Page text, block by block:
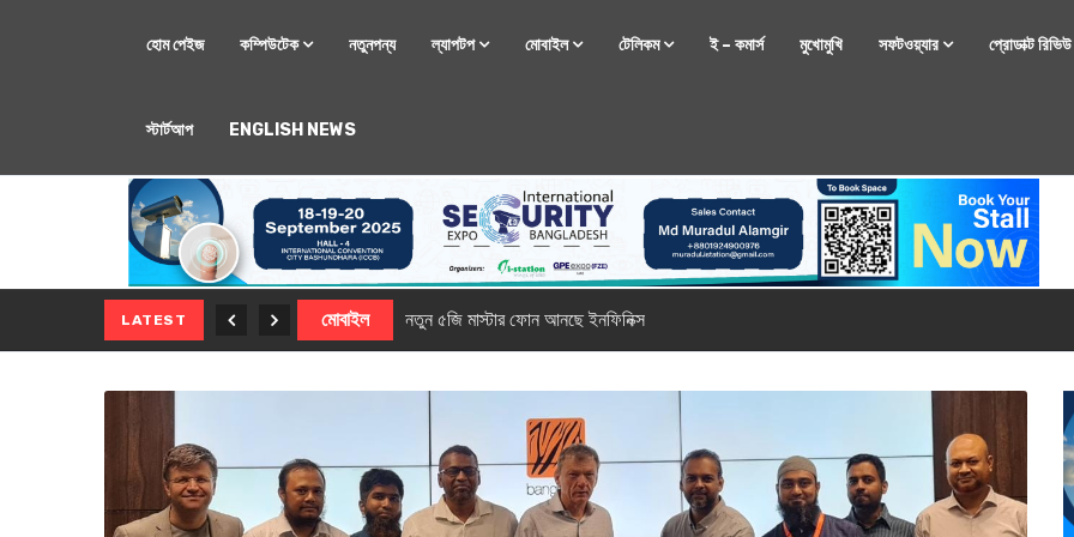
হোম পেইজ কম্পিউটেক নতুনপন্য ল্যাপটপ মোবাইল টেলিকম ই – কমার্স মুখোমুখি সফটওয়্যার প্রোডাক্ট রিভিউ
স্টার্টআপ ENGLISH NEWS
LATEST মোবাইল নতুন সি-সিরিজ স্মার্টফোন নিয়ে আসছে রিয়েলমি